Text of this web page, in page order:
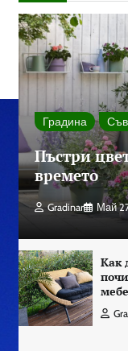
Градина
Пъстри
времето
Gradinar Май
Как